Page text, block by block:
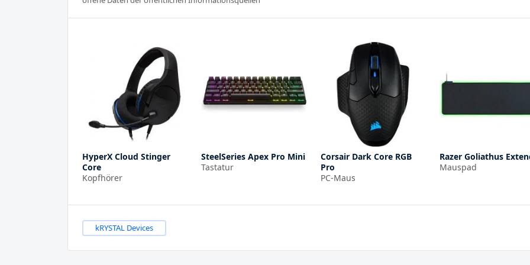
HyperX Cloud Stinger
Core
Kopfhörer
SteelSeries Apex Pro Mini
Tastatur
Corsair Dark Core RGB
Pro
PC-Maus
Razer Goliathus
Mauspad
kRYSTAL Devices